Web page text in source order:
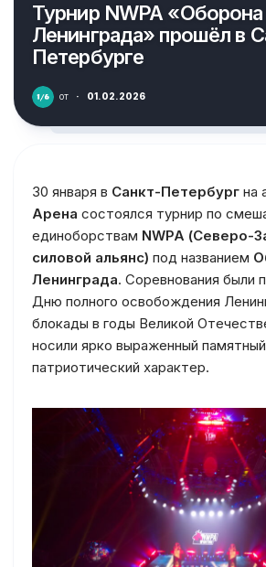
Турнир NWPA «Оборона
Ленинграда» прошёл в
Петербурге
от · 01.02.2026
30 января в Санкт-Петербург на
Арена состоялся турнир по
единоборствам NWPA (Северо-
силовой альянс) под названием
Ленинграда. Соревнования были
Дню полного освобождения
блокады в годы Великой
носили ярко выраженный
патриотический характер.